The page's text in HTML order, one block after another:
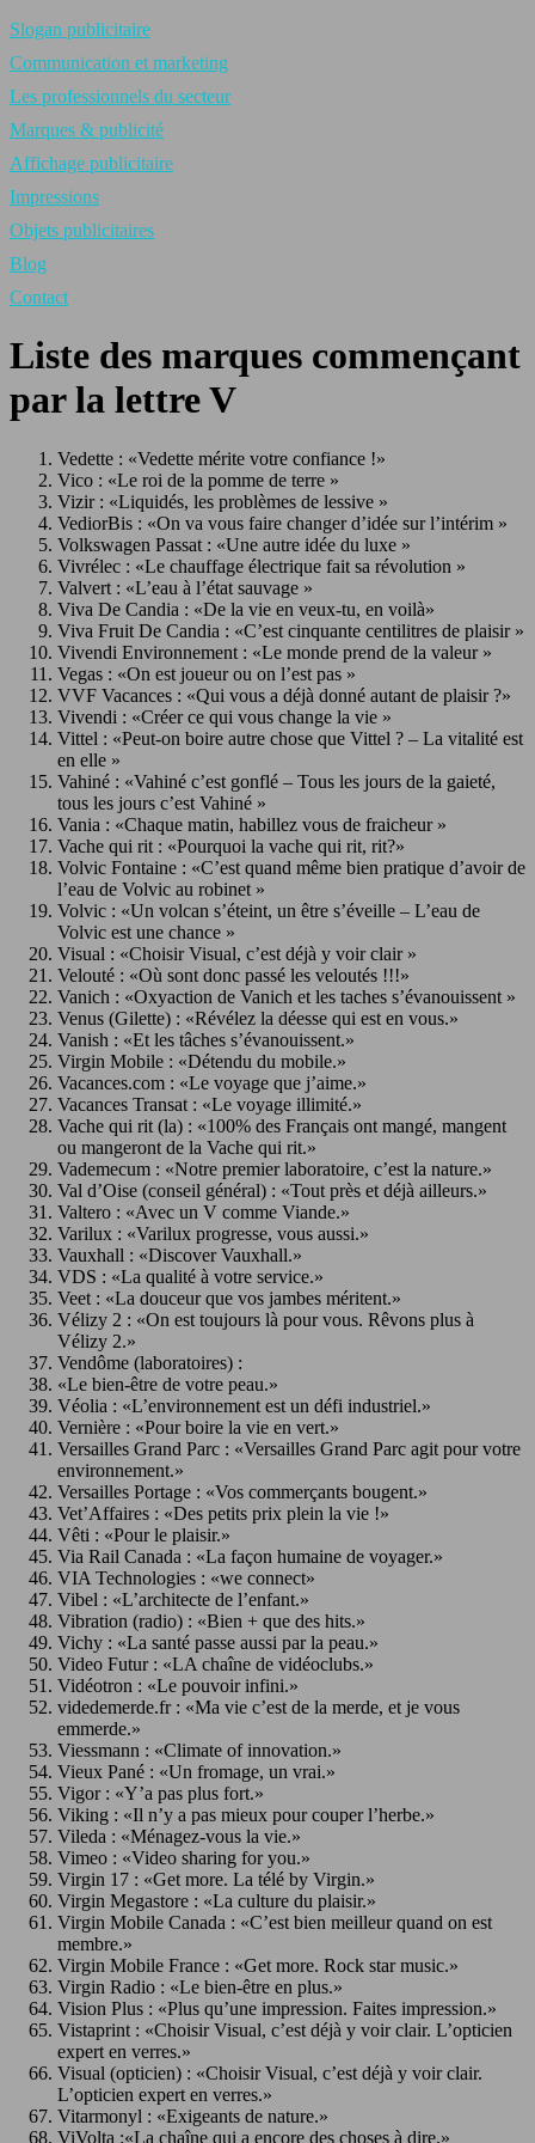
Slogan publicitaire
Communication et marketing
Les professionnels du secteur
Marques & publicité
Affichage publicitaire
Impressions
Objets publicitaires
Blog
Contact
Liste des marques commençant
par la lettre V
Vedette : «Vedette mérite votre confiance !»
Vico : «Le roi de la pomme de terre »
Vizir : «Liquidés, les problèmes de lessive »
VediorBis : «On va vous faire changer d’idée sur l’intérim »
Volkswagen Passat : «Une autre idée du luxe »
Vivrélec : «Le chauffage électrique fait sa révolution »
Valvert : «L’eau à l’état sauvage »
Viva De Candia : «De la vie en veux-tu, en voilà»
Viva Fruit De Candia : «C’est cinquante centilitres de plaisir »
Vivendi Environnement : «Le monde prend de la valeur »
Vegas : «On est joueur ou on l’est pas »
VVF Vacances : «Qui vous a déjà donné autant de plaisir ?»
Vivendi : «Créer ce qui vous change la vie »
Vittel : «Peut-on boire autre chose que Vittel ? – La vitalité est
en elle »
Vahiné : «Vahiné c’est gonflé – Tous les jours de la gaieté,
tous les jours c’est Vahiné »
Vania : «Chaque matin, habillez vous de fraicheur »
Vache qui rit : «Pourquoi la vache qui rit, rit?»
Volvic Fontaine : «C’est quand même bien pratique d’avoir de
l’eau de Volvic au robinet »
Volvic : «Un volcan s’éteint, un être s’éveille – L’eau de
Volvic est une chance »
Visual : «Choisir Visual, c’est déjà y voir clair »
Velouté : «Où sont donc passé les veloutés !!!»
Vanich : «Oxyaction de Vanich et les taches s’évanouissent »
Venus (Gilette) : «Révélez la déesse qui est en vous.»
Vanish : «Et les tâches s’évanouissent.»
Virgin Mobile : «Détendu du mobile.»
Vacances.com : «Le voyage que j’aime.»
Vacances Transat : «Le voyage illimité.»
Vache qui rit (la) : «100% des Français ont mangé, mangent
ou mangeront de la Vache qui rit.»
Vademecum : «Notre premier laboratoire, c’est la nature.»
Val d’Oise (conseil général) : «Tout près et déjà ailleurs.»
Valtero : «Avec un V comme Viande.»
Varilux : «Varilux progresse, vous aussi.»
Vauxhall : «Discover Vauxhall.»
VDS : «La qualité à votre service.»
Veet : «La douceur que vos jambes méritent.»
Vélizy 2 : «On est toujours là pour vous. Rêvons plus à
Vélizy 2.»
Vendôme (laboratoires) :
«Le bien-être de votre peau.»
Véolia : «L’environnement est un défi industriel.»
Vernière : «Pour boire la vie en vert.»
Versailles Grand Parc : «Versailles Grand Parc agit pour votre
environnement.»
Versailles Portage : «Vos commerçants bougent.»
Vet’Affaires : «Des petits prix plein la vie !»
Vêti : «Pour le plaisir.»
Via Rail Canada : «La façon humaine de voyager.»
VIA Technologies : «we connect»
Vibel : «L’architecte de l’enfant.»
Vibration (radio) : «Bien + que des hits.»
Vichy : «La santé passe aussi par la peau.»
Video Futur : «LA chaîne de vidéoclubs.»
Vidéotron : «Le pouvoir infini.»
videdemerde.fr : «Ma vie c’est de la merde, et je vous
emmerde.»
Viessmann : «Climate of innovation.»
Vieux Pané : «Un fromage, un vrai.»
Vigor : «Y’a pas plus fort.»
Viking : «Il n’y a pas mieux pour couper l’herbe.»
Vileda : «Ménagez-vous la vie.»
Vimeo : «Video sharing for you.»
Virgin 17 : «Get more. La télé by Virgin.»
Virgin Megastore : «La culture du plaisir.»
Virgin Mobile Canada : «C’est bien meilleur quand on est
membre.»
Virgin Mobile France : «Get more. Rock star music.»
Virgin Radio : «Le bien-être en plus.»
Vision Plus : «Plus qu’une impression. Faites impression.»
Vistaprint : «Choisir Visual, c’est déjà y voir clair. L’opticien
expert en verres.»
Visual (opticien) : «Choisir Visual, c’est déjà y voir clair.
L’opticien expert en verres.»
Vitarmonyl : «Exigeants de nature.»
ViVolta :«La chaîne qui a encore des choses à dire.»